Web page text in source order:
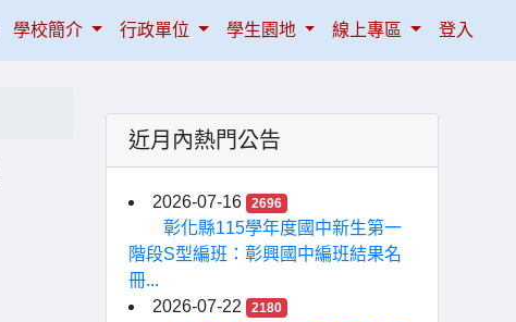
學校簡介 行政單位 學生園地 線上專區 登入
近月內熱門公告
2026-07-16 2696
彰化縣115學年度國中新生第一
階段S型編班：彰興國中編班結果名
冊...
2026-07-22
2180